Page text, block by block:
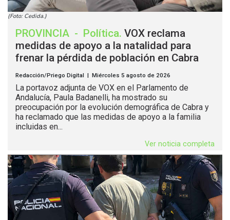
(Foto: Cedida.)
PROVINCIA - Política. VOX reclama
medidas de apoyo a la natalidad para
frenar la pérdida de población en Cabra
Redacción/Priego Digital | Miércoles 5 agosto de 2026
La portavoz adjunta de VOX en el Parlamento de
Andalucía, Paula Badanelli, ha mostrado su
preocupación por la evolución demográfica de Cabra y
ha reclamado que las medidas de apoyo a la familia
incluidas en...
Ver noticia completa